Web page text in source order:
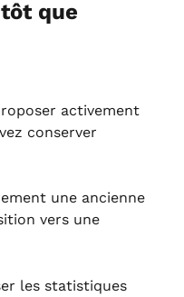
que
activement
conserver
une ancienne
vers une
les statistiques